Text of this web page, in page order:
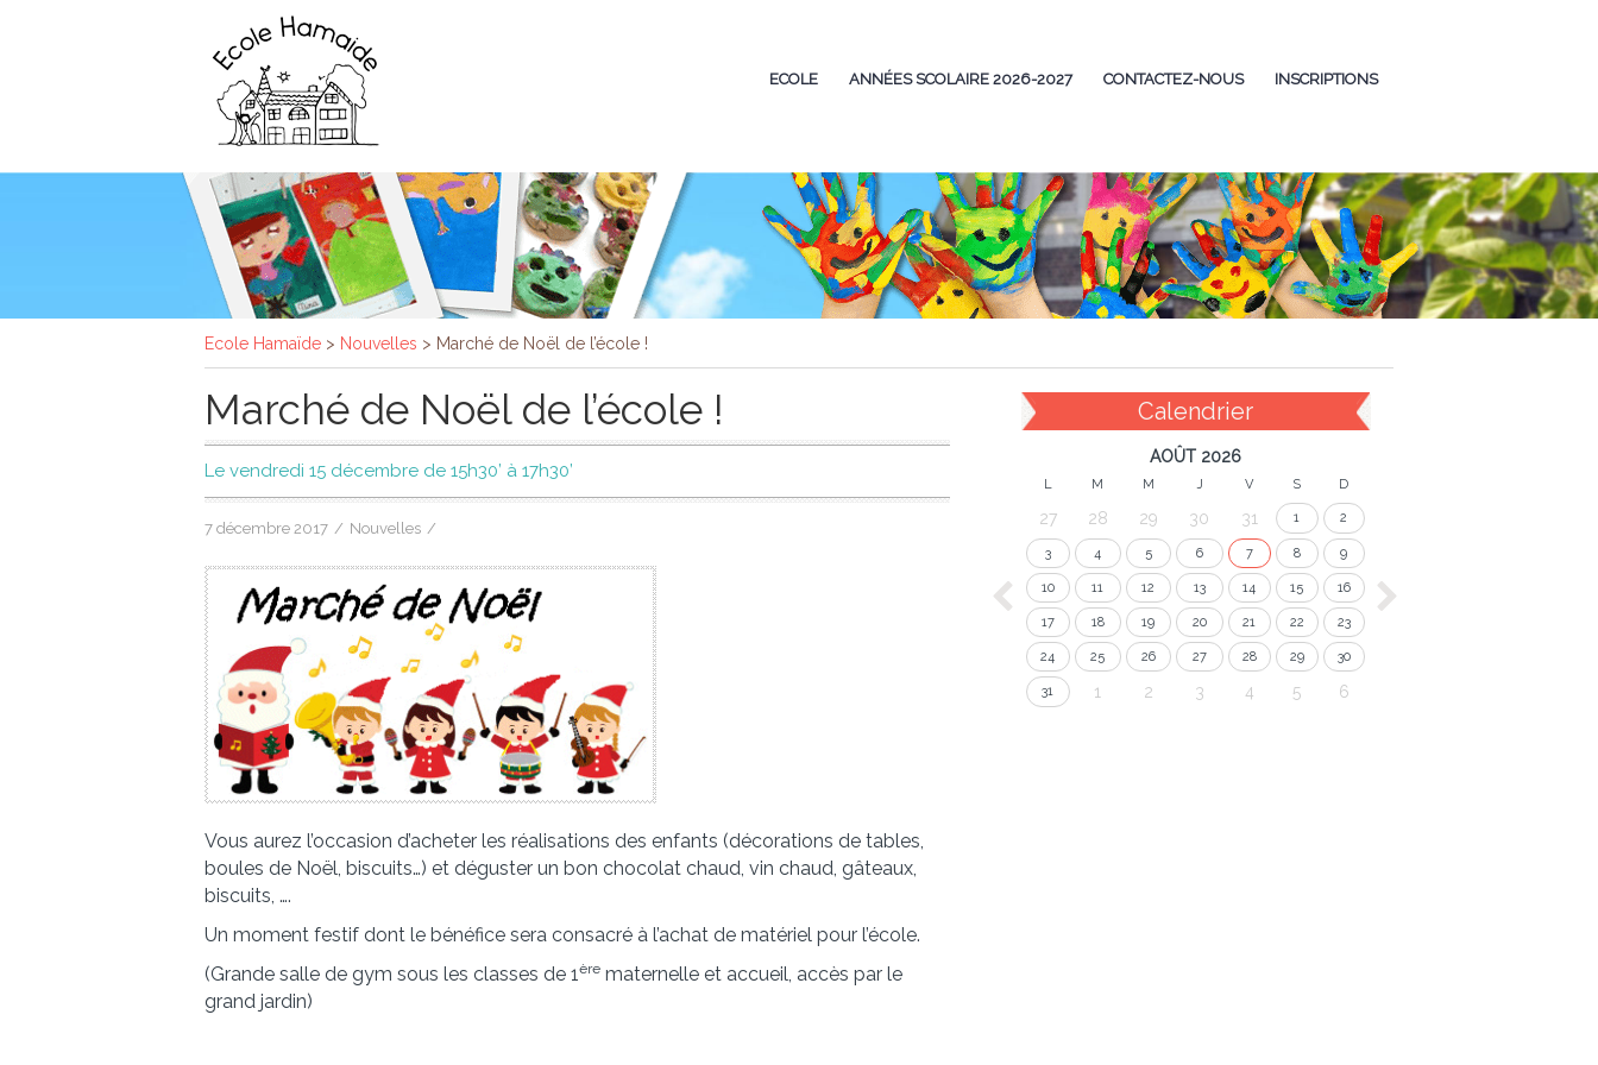
ECOLE ANNÉES SCOLAIRE 2026-2027 CONTACTEZ-NOUS INSCRIPTIONS
Ecole Hamaïde > Nouvelles > Marché de Noël de l’école !
Marché de Noël de l’école !
Le vendredi 15 décembre de 15h30’ à 17h30’
7 décembre 2017 / Nouvelles /
Vous aurez l’occasion d’acheter les réalisations des enfants (décorations de tables,
boules de Noël, biscuits…) et déguster un bon chocolat chaud, vin chaud, gâteaux,
biscuits, ….
Un moment festif dont le bénéfice sera consacré à l’achat de matériel pour l’école.
(Grande salle de gym sous les classes de 1ère maternelle et accueil, accès par le
grand jardin)
Calendrier
AOÛT 2026
L M M J V S D
27 28 29 30 31 1 2
3 4 5 6 7 8 9
10 11 12 13 14 15 16
17 18 19 20 21 22 23
24 25 26 27 28 29 30
31 1 2 3 4 5 6